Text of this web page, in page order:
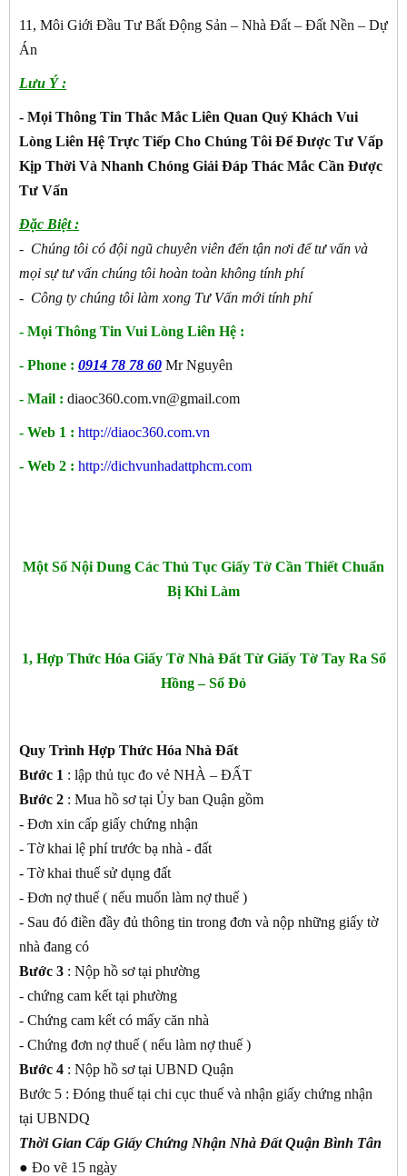
11, Môi Giới Đầu Tư Bất Động Sản – Nhà Đất – Đất Nền – Dự
Án
Lưu Ý :
- Mọi Thông Tin Thắc Mắc Liên Quan Quý Khách Vui
Lòng Liên Hệ Trực Tiếp Cho Chúng Tôi Để Được Tư Vấp
Kịp Thời Và Nhanh Chóng Giải Đáp Thác Mắc Cần Được
Tư Vấn
Đặc Biệt :
- Chúng tôi có đội ngũ chuyên viên đến tận nơi để tư vấn và
mọi sự tư vấn chúng tôi hoàn toàn không tính phí
- Công ty chúng tôi làm xong Tư Vấn mới tính phí
- Mọi Thông Tin Vui Lòng Liên Hệ :
- Phone : 0914 78 78 60 Mr Nguyên
- Mail : diaoc360.com.vn@gmail.com
- Web 1 : http://diaoc360.com.vn
- Web 2 : http://dichvunhadattphcm.com
Một Số Nội Dung Các Thủ Tục Giấy Tờ Cần Thiết Chuẩn
Bị Khi Làm
1, Hợp Thức Hóa Giấy Tờ Nhà Đất Từ Giấy Tờ Tay Ra Sổ
Hồng – Sổ Đỏ
Quy Trình Hợp Thức Hóa Nhà Đất
Bước 1 : lập thủ tục đo vẻ NHÀ – ĐẤT
Bước 2 : Mua hồ sơ tại Ủy ban Quận gồm
- Đơn xin cấp giấy chứng nhận
- Tờ khai lệ phí trước bạ nhà - đất
- Tờ khai thuế sử dụng đất
- Đơn nợ thuế ( nếu muốn làm nợ thuế )
- Sau đó điền đầy đủ thông tin trong đơn và nộp những giấy tờ
nhà đang có
Bước 3 : Nộp hồ sơ tại phường
- chứng cam kết tại phường
- Chứng cam kết có mấy căn nhà
- Chứng đơn nợ thuế ( nếu làm nợ thuế )
Bước 4 : Nộp hồ sơ tại UBND Quận
Bước 5 : Đóng thuế tại chi cục thuế và nhận giấy chứng nhận
tại UBNDQ
Thời Gian Cấp Giấy Chứng Nhận Nhà Đất Quận Bình Tân
● Đo vẽ 15 ngày